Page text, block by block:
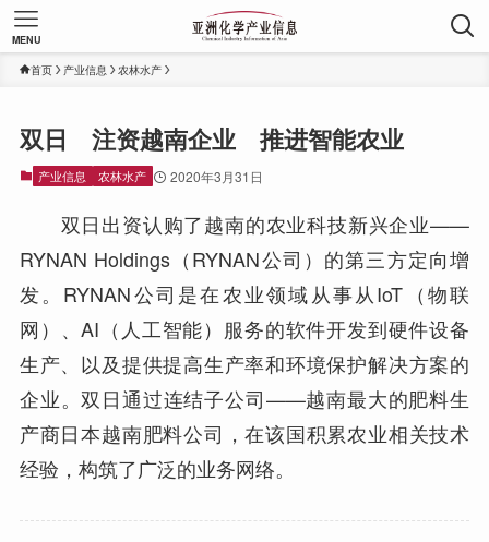
MENU
首页 产业信息 农林水产
双日 注资越南企业 推进智能农业
产业信息 农林水产 2020年3月31日
双日出资认购了越南的农业科技新兴企业——
RYNAN Holdings（RYNAN公司）的第三方定向增
发。RYNAN公司是在农业领域从事从IoT（物联
网）、AI（人工智能）服务的软件开发到硬件设备
生产、以及提供提高生产率和环境保护解决方案的
企业。双日通过连结子公司——越南最大的肥料生
产商日本越南肥料公司，在该国积累农业相关技术
经验，构筑了广泛的业务网络。